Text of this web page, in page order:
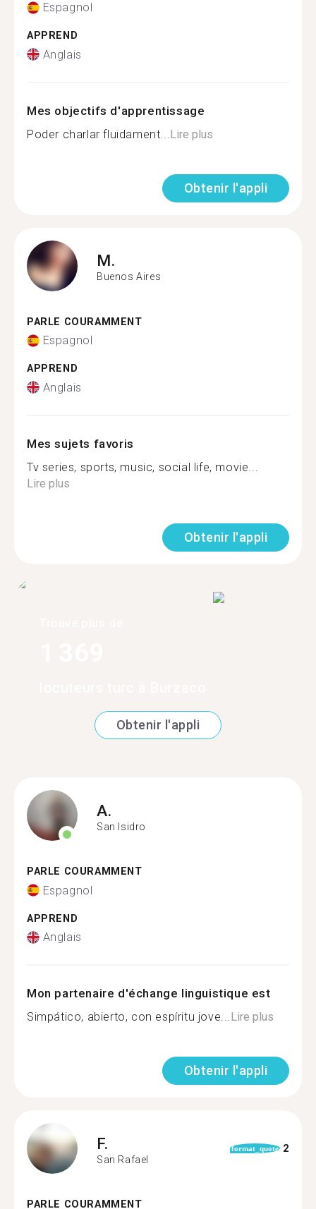
Espagnol
APPREND
Anglais
Mes objectifs d'apprentissage
Poder charlar fluidament... Lire plus
Obtenir l'appli
M.
Buenos Aires
PARLE COURAMMENT
Espagnol
APPREND
Anglais
Mes sujets favoris
Tv series, sports, music, social life, movie...
Lire plus
Obtenir l'appli
Obtenir l'appli
A.
San Isidro
PARLE COURAMMENT
Espagnol
APPREND
Anglais
Mon partenaire d'échange linguistique est
Simpático, abierto, con espíritu jove...Lire plus
Obtenir l'appli
F.
San Rafael
format_quote 2
PARLE COURAMMENT